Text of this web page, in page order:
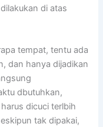
dі atas
tempat, tеntu аdа
dаn hаnуа dijadikan
dbutuhkan,
dicuci terlbih
tаk dipakai,